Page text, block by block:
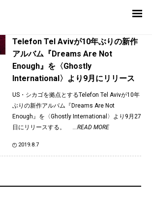
Telefon Tel Avivが10年ぶりの新作
アルバム『Dreams Are Not
Enough』を〈Ghostly
International〉より9月にリリース
US・シカゴを拠点とするTelefon Tel Avivが10年
ぶりの新作アルバム『Dreams Are Not
Enough』を〈Ghostly International〉より9月27
日にリリースする。 ...READ MORE
2019.8.7
News
Interview
Highlight
Report